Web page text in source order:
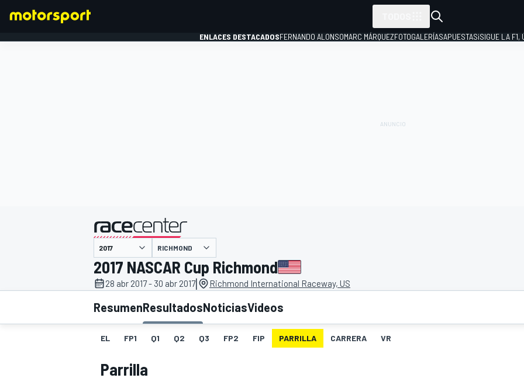
INDYCAR WRC
ENLACES DESTACADOSFERNANDO ALONSOMARC MÁRQUEZFOTOGALERÍASAPUESTAS¡SIGUE LA F1,
presentado por
RICHMOND
2017 NASCAR Cup Richmond
28 abr 2017 - 30 abr 2017| Richmond International Raceway, US
ResumenResultadosNoticiasVideos
EL FP1 Q1 Q2 Q3 FP2 FIP PARRILLA CARRERA VR
Parrilla